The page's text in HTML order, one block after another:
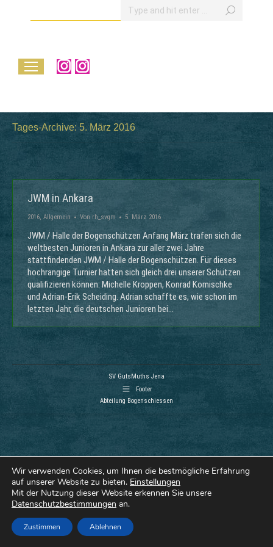
Search:
Instagram
new
Instagram
in
window
Tages-Archive: 5. März 2016
JWM in Ankara
2016, Allgemein Von rh_svgm 5. März 2016
JWM / Halle der Bogenschützen Anfang März trafen sich die
weltbesten Junioren in Ankara zur aller zwei Jahre
stattfindenden JWM / Halle der Bogenschützen. Für dieses
hochrangige Turnier hatten sich gleich drei unserer Schützen
qualifizieren können: Michelle Kroppen, Konrad Komischke
und Adrian-Erik Scheiding. Adrian schaffte es, wie schon im
letzten Jahr, die deutschen Junioren bei…
SV GutsMuths Jena
Footer
Abteilung Bogenschiessen
Wir verwenden Cookies, um Ihnen die bestmögliche Erfahrung
auf unserer Website zu bieten. Einstellungen
Mit der Nutzung dieser Website erkennen Sie unsere
Datenschutzbestimmungen an.
Zustimmen Ablehnen